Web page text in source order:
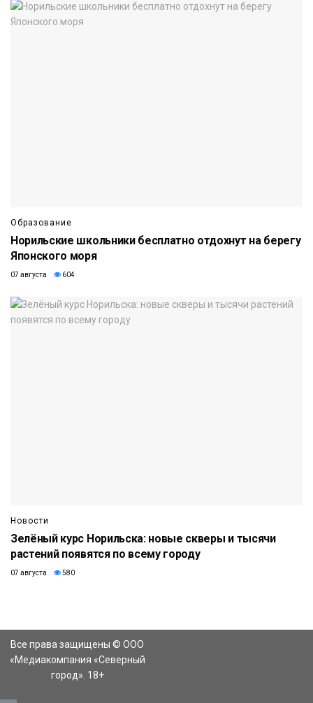
Образование
Норильские школьники бесплатно отдохнут на берегу
Японского моря
07 августа 604
Новости
Зелёный курс Норильска: новые скверы и тысячи
растений появятся по всему городу
07 августа 580
Все права защищены © ООО
«Медиакомпания «Северный
город». 18+